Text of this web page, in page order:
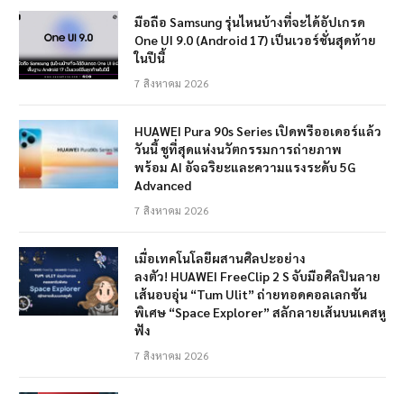
มือถือ Samsung รุ่นไหนบ้างที่จะได้อัปเกรด
One UI 9.0 (Android 17) เป็นเวอร์ชั่นสุดท้าย
ในปีนี้
7 สิงหาคม 2026
HUAWEI Pura 90s Series เปิดพรีออเดอร์แล้ว
วันนี้ ชูที่สุดแห่งนวัตกรรมการถ่ายภาพ
พร้อม AI อัจฉริยะและความแรงระดับ 5G
Advanced
7 สิงหาคม 2026
เมื่อเทคโนโลยีผสานศิลปะอย่าง
ลงตัว! HUAWEI FreeClip 2 S จับมือศิลปินลาย
เส้นอบอุ่น “Tum Ulit” ถ่ายทอดคอลเลกชัน
พิเศษ “Space Explorer” สลักลายเส้นบนเคสหู
ฟัง
7 สิงหาคม 2026